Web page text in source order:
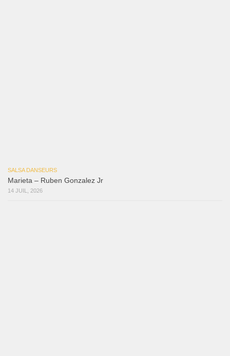
Bochinchosa